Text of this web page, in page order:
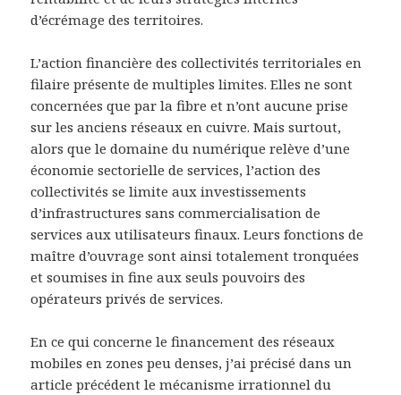
d’écrémage des territoires.
L’action financière des collectivités territoriales en
filaire présente de multiples limites. Elles ne sont
concernées que par la fibre et n’ont aucune prise
sur les anciens réseaux en cuivre. Mais surtout,
alors que le domaine du numérique relève d’une
économie sectorielle de services, l’action des
collectivités se limite aux investissements
d’infrastructures sans commercialisation de
services aux utilisateurs finaux. Leurs fonctions de
maître d’ouvrage sont ainsi totalement tronquées
et soumises in fine aux seuls pouvoirs des
opérateurs privés de services.
En ce qui concerne le financement des réseaux
mobiles en zones peu denses, j’ai précisé dans un
article précédent le mécanisme irrationnel du